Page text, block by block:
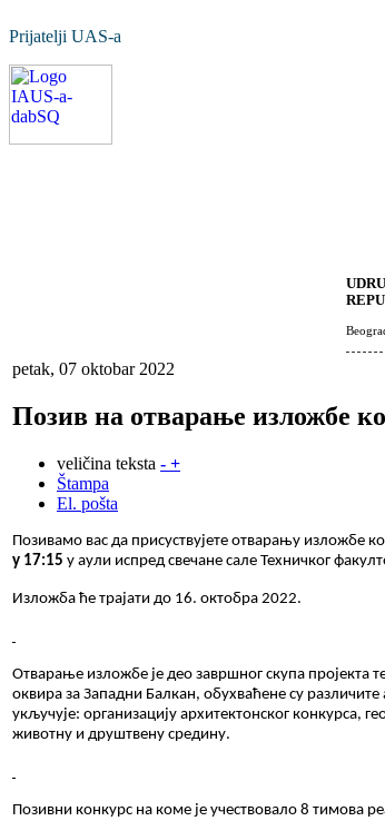
Prijatelji UAS-a
petak, 07 oktobar 2022
Позив на отварање изложбе
veličina teksta - +
Štampa
El. pošta
Позивамо вас да присуствујете отварању изложбе
у 17:15 у аули испред свечане сале Техничког
Изложба ће трајати до 16. октобра 2022.
Отварање изложбе је део завршног скупа пројекта
оквира за Западни Балкан, обухваћене су
укључује: организацију архитектонског конкурса,
животну и друштвену средину.
Позивни конкурс на коме је учествовало 8 тимова